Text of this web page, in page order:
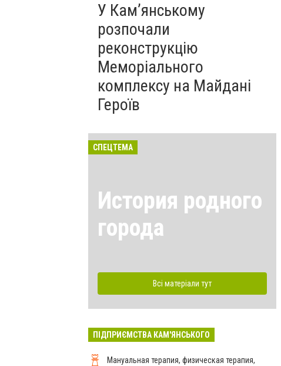
У Кам’янському
розпочали
реконструкцію
Меморіального
комплексу на Майдані
Героїв
СПЕЦТЕМА
История родного
города
Всі матеріали тут
ПІДПРИЄМСТВА КАМ'ЯНСЬКОГО
Мануальная терапия, физическая терапия,